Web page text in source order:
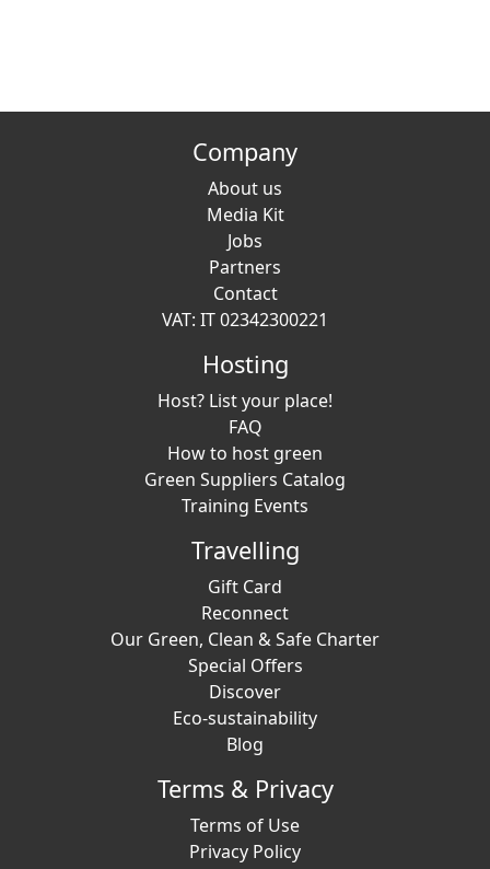
Company
About us
Media Kit
Jobs
Partners
Contact
VAT: IT 02342300221
Hosting
Host? List your place!
FAQ
How to host green
Green Suppliers Catalog
Training Events
Travelling
Gift Card
Reconnect
Our Green, Clean & Safe Charter
Special Offers
Discover
Eco-sustainability
Blog
Terms & Privacy
Terms of Use
Privacy Policy